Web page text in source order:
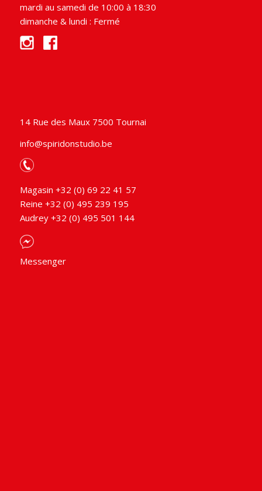
mardi au samedi de 10:00 à 18:30
dimanche & lundi : Fermé
14 Rue des Maux 7500 Tournai
info@spiridonstudio.be
Magasin +32 (0) 69 22 41 57
Reine +32 (0) 495 239 195
Audrey +32 (0) 495 501 144
Messenger